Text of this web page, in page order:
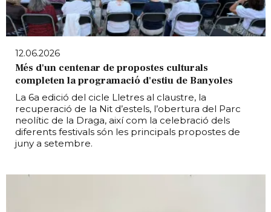
12.06.2026
Més d'un centenar de propostes culturals
completen la programació d'estiu de Banyoles
La 6a edició del cicle Lletres al claustre, la
recuperació de la Nit d’estels, l’obertura del Parc
neolític de la Draga, així com la celebració dels
diferents festivals són les principals propostes de
juny a setembre.